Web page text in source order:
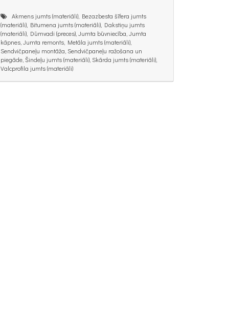
Akmens jumts (materiāli), Bezazbesta šīfera jumts
(materiāli), Bitumena jumts (materiāli), Dakstiņu jumts
(materiāli), Dūmvadi (preces), Jumta būvniecība, Jumta
kāpnes, Jumta remonts, Metāla jumts (materiāli),
Sendvičpaneļu montāža, Sendvičpaneļu ražošana un
piegāde, Šindeļu jumts (materiāli), Skārda jumts (materiāli),
Valcprofila jumts (materiāli)